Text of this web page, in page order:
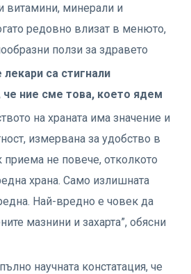
витамини, минерали и
редовно влизат в менюто,
ползи за здравето
са стигнали
ние сме това, което ядем
на храната има значение и
измервана за удобство в
приема не повече, отколкото
храна. Само излишната
Най-вредно е човек да
мазнини и захарта”, обясни
научната констатация, че